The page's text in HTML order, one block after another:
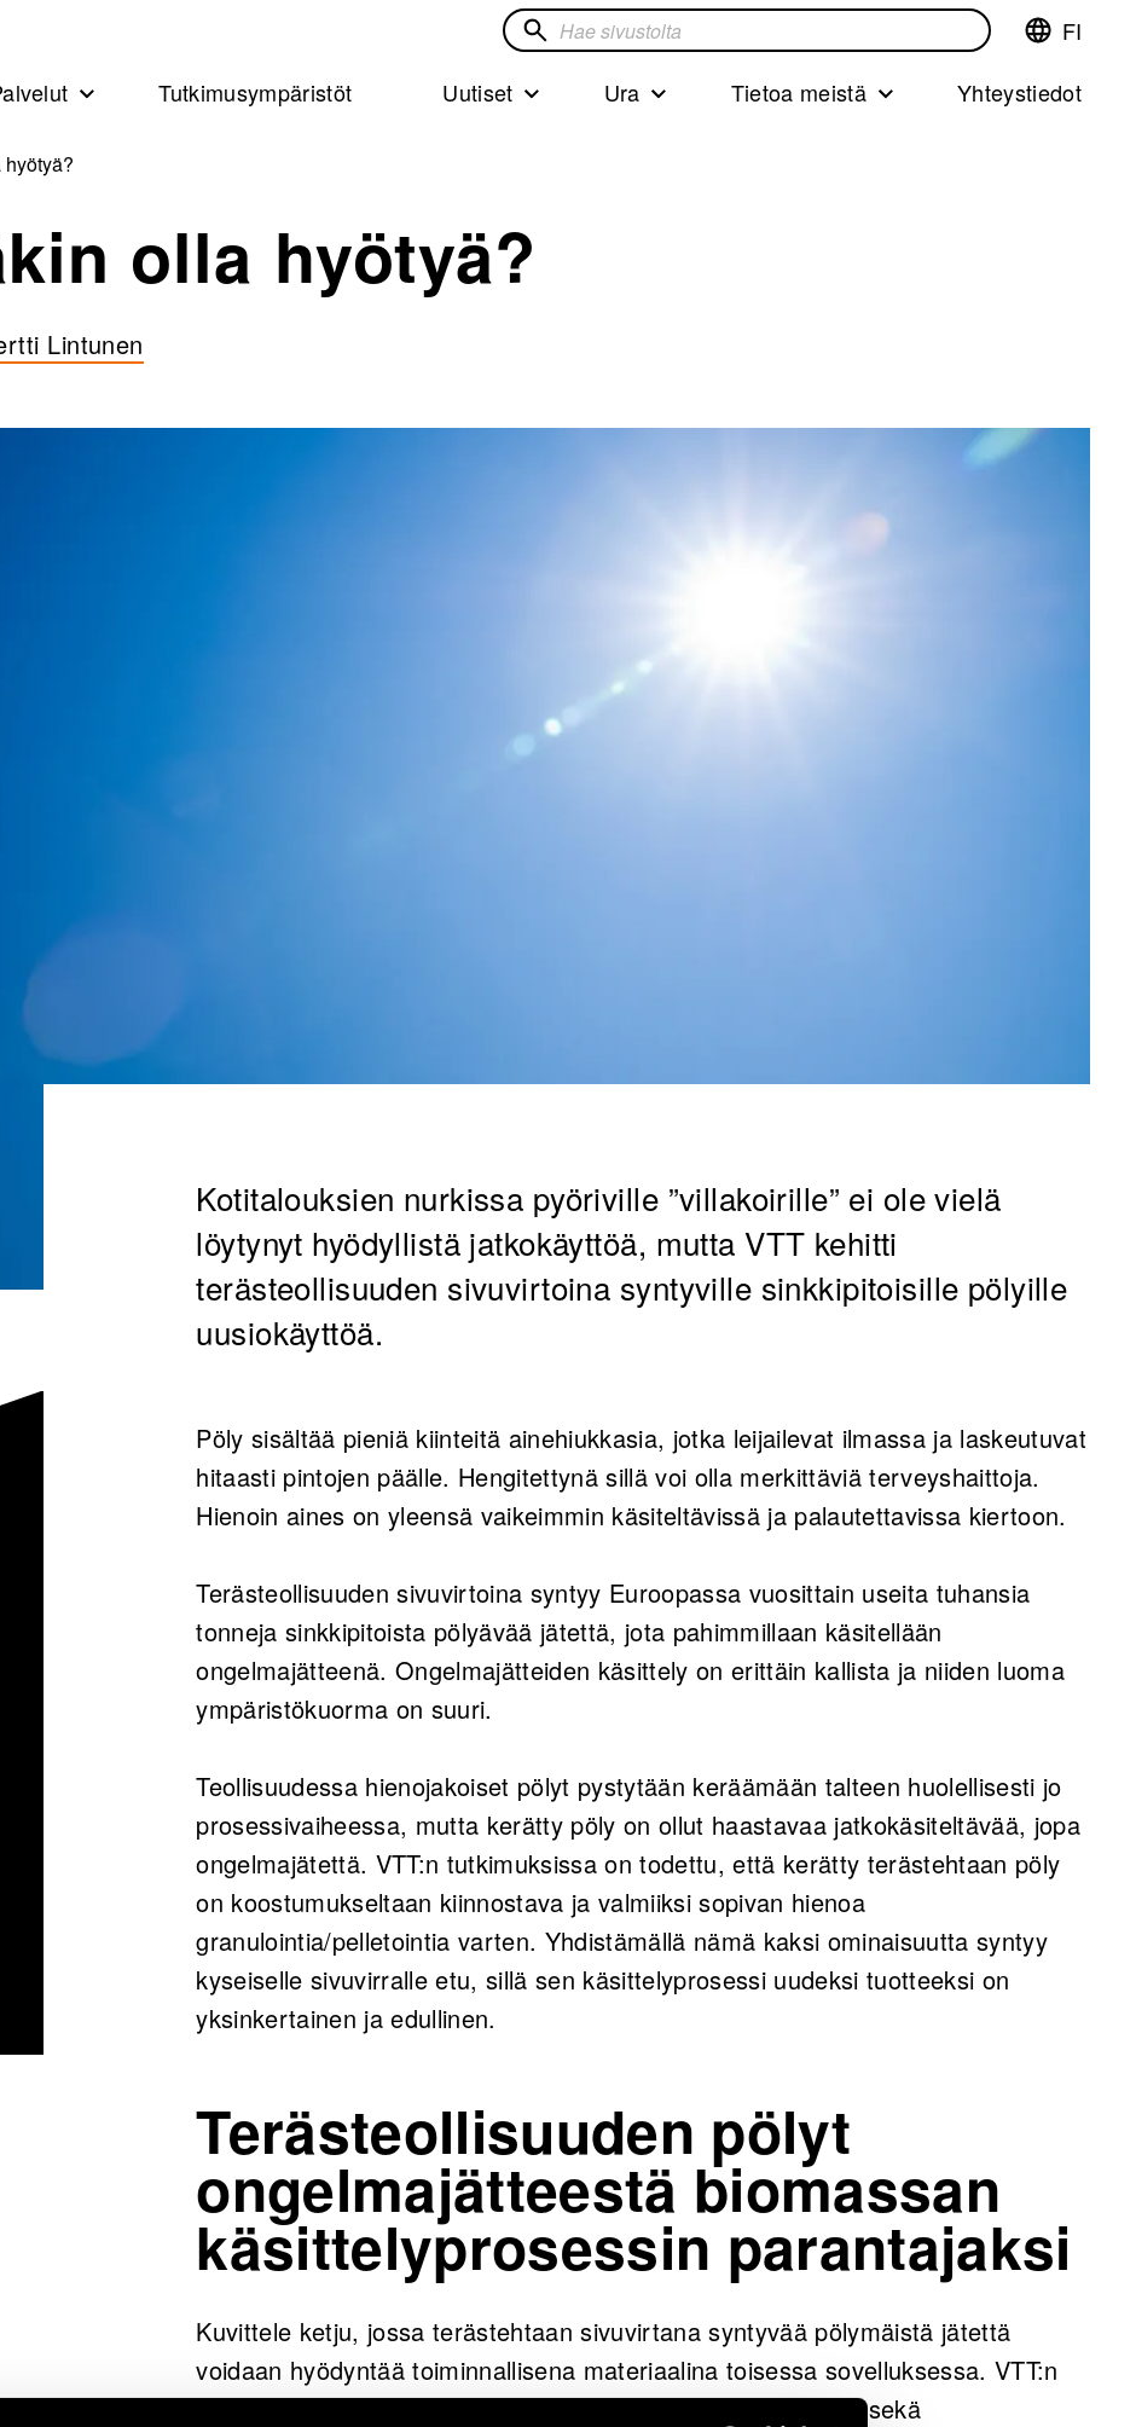
Vaihda
kieliFinnish
FI
Hae
Tutkimusympäristöt Uutiset Ura Tietoa meistä Yhteystiedot
olla hyötyä?
Lintunen
Kotitalouksien nurkissa pyöriville ”villakoirille” ei ole vielä
löytynyt hyödyllistä jatkokäyttöä, mutta VTT kehitti
terästeollisuuden sivuvirtoina syntyville sinkkipitoisille pölyille
uusiokäyttöä.
Pöly sisältää pieniä kiinteitä ainehiukkasia, jotka leijailevat ilmassa ja laskeutuvat
hitaasti pintojen päälle. Hengitettynä sillä voi olla merkittäviä terveyshaittoja.
Hienoin aines on yleensä vaikeimmin käsiteltävissä ja palautettavissa kiertoon.
Terästeollisuuden sivuvirtoina syntyy Euroopassa vuosittain useita tuhansia
tonneja sinkkipitoista pölyävää jätettä, jota pahimmillaan käsitellään
ongelmajätteenä. Ongelmajätteiden käsittely on erittäin kallista ja niiden luoma
ympäristökuorma on suuri.
Teollisuudessa hienojakoiset pölyt pystytään keräämään talteen huolellisesti jo
prosessivaiheessa, mutta kerätty pöly on ollut haastavaa jatkokäsiteltävää, jopa
ongelmajätettä. VTT:n tutkimuksissa on todettu, että kerätty terästehtaan pöly
on koostumukseltaan kiinnostava ja valmiiksi sopivan hienoa
granulointia/pelletointia varten. Yhdistämällä nämä kaksi ominaisuutta syntyy
kyseiselle sivuvirralle etu, sillä sen käsittelyprosessi uudeksi tuotteeksi on
yksinkertainen ja edullinen.
Terästeollisuuden pölyt
ongelmajätteestä biomassan
käsittelyprosessin parantajaksi
Kuvittele ketju, jossa terästehtaan sivuvirtana syntyvää pölymäistä jätettä
voidaan hyödyntää toiminnallisena materiaalina toisessa sovelluksessa. VTT:n
innovaatiossa tästä ongelmajätteestä tuleekin tuote, joka on sekä